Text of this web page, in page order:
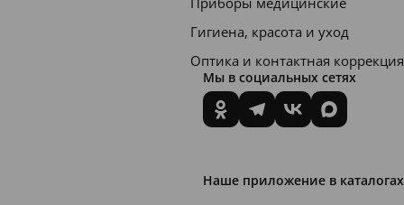
Гигиена, красота и уход
Оптика и контактная коррекция
Мы в социальных сетях
Наше приложение в каталогах